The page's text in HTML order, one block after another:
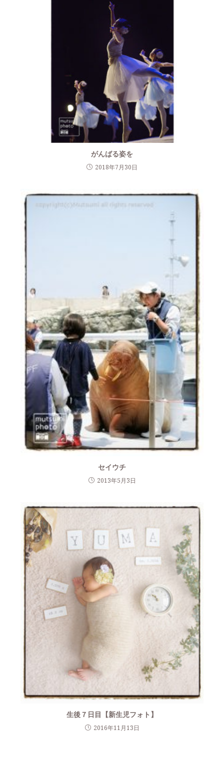
がんばる姿を
2018年7月30日
セイウチ
2013年5月3日
生後７日目【新生児フォト】
2016年11月13日